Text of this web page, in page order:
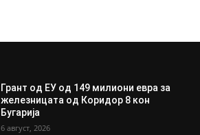
Грант од ЕУ од 149 милиони евра за
железницата од Коридор 8 кон
Бугарија
6 август, 2026